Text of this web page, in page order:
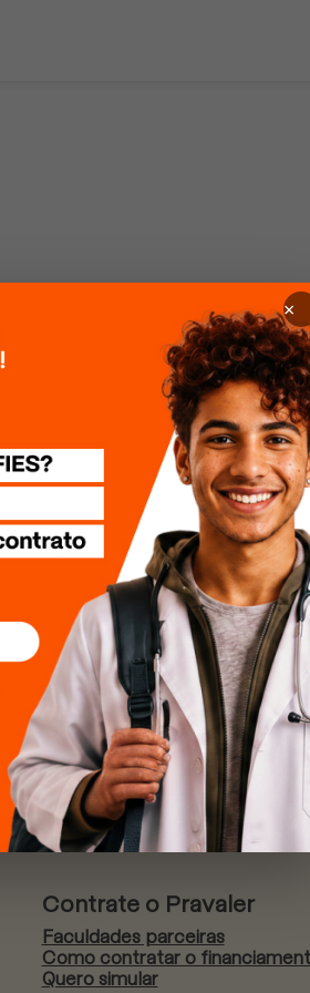
Contrate o Pravaler
Faculdades parceiras
Como contratar o
Quero simular
×